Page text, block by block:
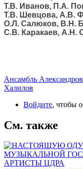
Т.В. Иванов, П.А.
Т.В. Шевцова, А.В.
О.Л. Салюков, В.Н.
С.В. Каракаев, А.Н.
Ансамбль
Халилов
Войдите, чтобы
См. также